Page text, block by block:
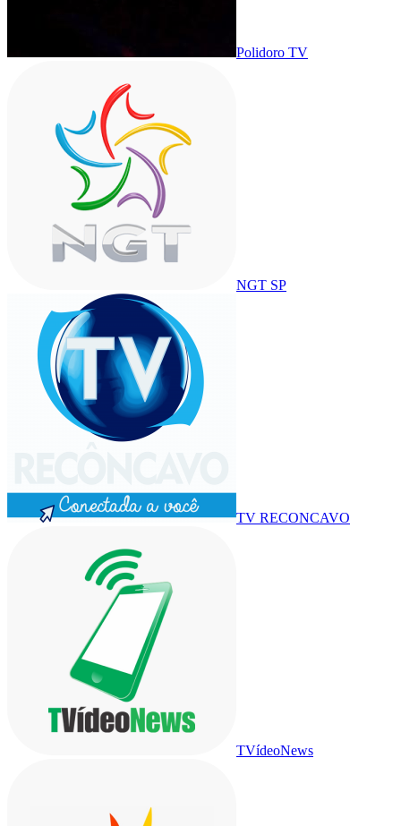
Polidoro TV
NGT SP
TV RECONCAVO
TVídeoNews